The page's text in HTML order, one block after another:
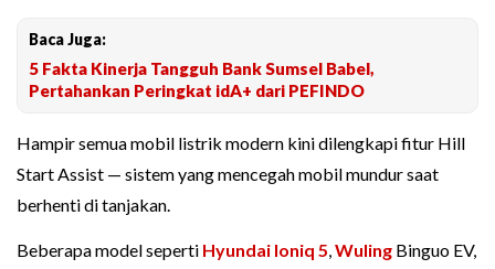
Baca Juga:
5 Fakta Kinerja Tangguh Bank Sumsel Babel,
Pertahankan Peringkat idA+ dari PEFINDO
Hampir semua mobil listrik modern kini dilengkapi fitur Hill
Start Assist — sistem yang mencegah mobil mundur saat
berhenti di tanjakan.
Beberapa model seperti Hyundai Ioniq 5,Wuling Binguo EV,